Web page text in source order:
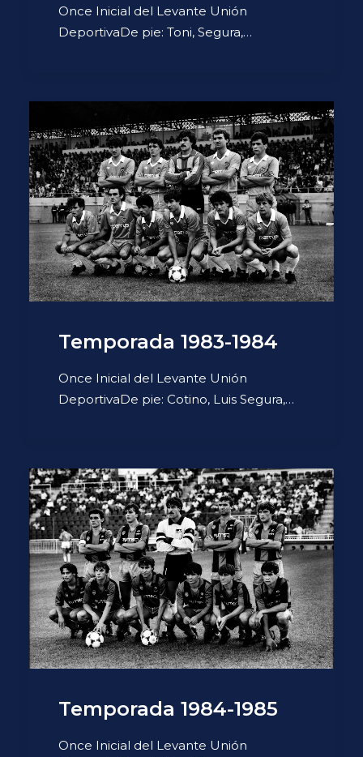
Once Inicial del Levante Unión
DeportivaDe pie: Toni, Segura,…
Temporada 1983-1984
Once Inicial del Levante Unión
DeportivaDe pie: Cotino, Luis Segura,…
Temporada 1984-1985
Once Inicial del Levante Unión